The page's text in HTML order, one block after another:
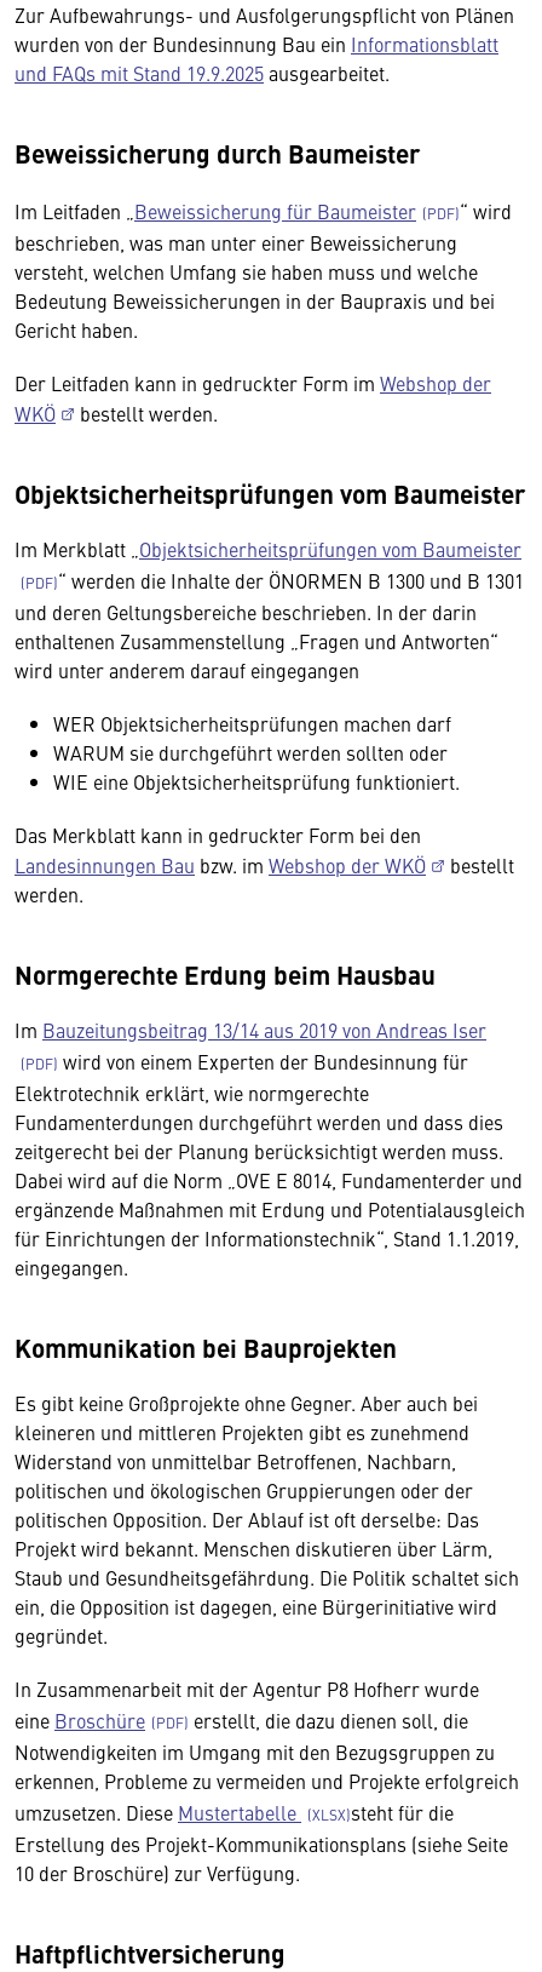
Zur Aufbewahrungs- und Ausfolgerungspflicht von Plänen
wurden von der Bundesinnung Bau ein Informationsblatt
und FAQs mit Stand 19.9.2025ausgearbeitet.
Beweissicherung durch Baumeister
Im Leitfaden „ Beweissicherung für Baumeister
“ wird
beschrieben, was man unter einer Beweissicherung
versteht, welchen Umfang sie haben muss und welche
Bedeutung Beweissicherungen in der Baupraxis und bei
Gericht haben.
Der Leitfaden kann in gedruckter Form im Webshop der
WKÖ
bestellt werden.
Objektsicherheitsprüfungen vom Baumeister
Im Merkblatt „ Objektsicherheitsprüfungen vom Baumeister
“ werden die Inhalte der ÖNORMEN B 1300 und B 1301
und deren Geltungsbereiche beschrieben. In der darin
enthaltenen Zusammenstellung „Fragen und Antworten“
wird unter anderem darauf eingegangen
WER Objektsicherheitsprüfungen machen darf
WARUM sie durchgeführt werden sollten oder
WIE eine Objektsicherheitsprüfung funktioniert.
Das Merkblatt kann in gedruckter Form bei den
Landesinnungen Bau bzw. im Webshop der WKÖ
bestellt
werden.
Normgerechte Erdung beim Hausbau
Im Bauzeitungsbeitrag 13/14 aus 2019 von Andreas Iser
wird von einem Experten der Bundesinnung für
Elektrotechnik erklärt, wie normgerechte
Fundamenterdungen durchgeführt werden und dass dies
zeitgerecht bei der Planung berücksichtigt werden muss.
Dabei wird auf die Norm „OVE E 8014, Fundamenterder und
ergänzende Maßnahmen mit Erdung und Potentialausgleich
für Einrichtungen der Informationstechnik“, Stand 1.1.2019,
eingegangen.
Kommunikation bei Bauprojekten
Es gibt keine Großprojekte ohne Gegner. Aber auch bei
kleineren und mittleren Projekten gibt es zunehmend
Widerstand von unmittelbar Betroffenen, Nachbarn,
politischen und ökologischen Gruppierungen oder der
politischen Opposition. Der Ablauf ist oft derselbe: Das
Projekt wird bekannt. Menschen diskutieren über Lärm,
Staub und Gesundheitsgefährdung. Die Politik schaltet sich
ein, die Opposition ist dagegen, eine Bürgerinitiative wird
gegründet.
In Zusammenarbeit mit der Agentur P8 Hofherr wurde
eine Broschüre
erstellt, die dazu dienen soll, die
Notwendigkeiten im Umgang mit den Bezugsgruppen zu
erkennen, Probleme zu vermeiden und Projekte erfolgreich
umzusetzen. Diese Mustertabelle
steht für die
Erstellung des Projekt-Kommunikationsplans (siehe Seite
10 der Broschüre) zur Verfügung.
Haftpflichtversicherung